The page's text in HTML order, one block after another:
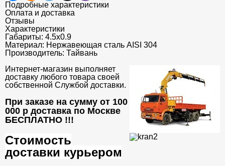
Подробные характеристики
Оплата и доставка
Отзывы
Характеристики
Габариты: 4.5x0.9
Материал: Нержавеющая сталь AISI 304
Производитель: Тайвань
Интернет-магазин выполняет
доставку любого товара своей
собственной Службой доставки.
При заказе на сумму от 100
000 р доставка по Москве
БЕСПЛАТНО !!!
Стоимость
доставки курьером